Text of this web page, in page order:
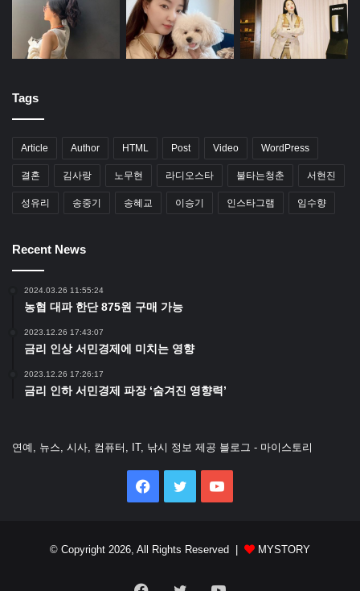
Tags
Article Author HTML Post Video WordPress
결혼 김사랑 노무현 라디오스타 불타는청춘 서현진
성유리 송중기 송혜교 이승기 인스타그램 임수향
Recent News
2024.03.26 11:55:24
농협 대파 한단 875원 구매 가능
2023.12.26 17:43:07
금리 인상 서민경제에 미치는 영향
2023.12.26 17:26:17
금리 인하 서민경제 파장 ‘숨겨진 영향력’
연예, 뉴스, 시사, 컴퓨터, IT, 낚시 정보 제공 블로그 - 마이스토리
Facebook
Twitter
© Copyright 2026, All Rights Reserved | MYSTORY